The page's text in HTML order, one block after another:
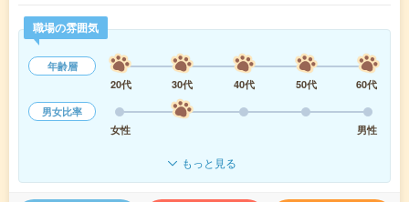
職場の雰囲気
年齢層
20代
30代 40代 50代
60代
男女比率
女性
男性
もっと見る